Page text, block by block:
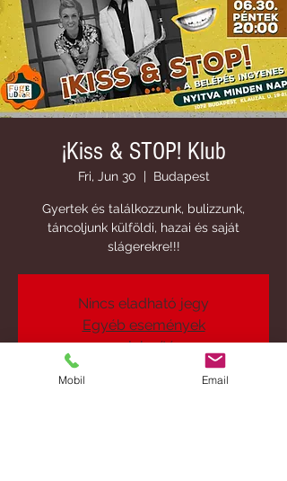
¡Kiss & STOP! Klub
Fri, Jun 30
  |
Budapest
Gyertek és találkozzunk, bulizzunk,
táncoljunk külföldi, hazai és saját
slágerekre!!!
Nincs eladható jegy
Egyéb események
megjelenítése
Mobil Email